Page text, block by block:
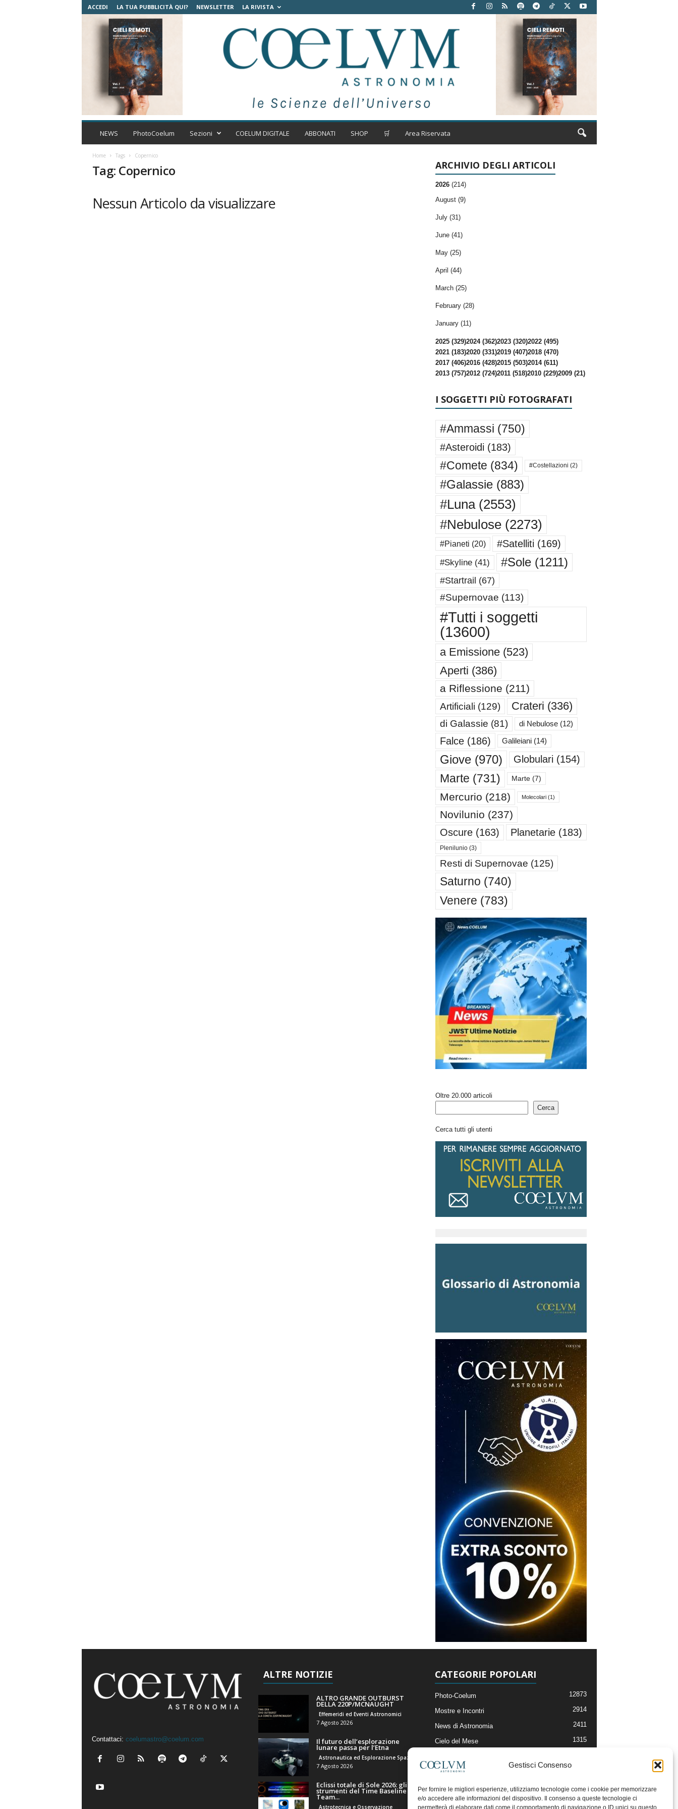
Gestisci Consenso
Per fornire le migliori esperienze, utilizziamo tecnologie come i cookie per memorizzare
e/o accedere alle informazioni del dispositivo. Il consenso a queste tecnologie ci
permetterà di elaborare dati come il comportamento di navigazione o ID unici su questo
ACCEDI LA TUA PUBBLICITÀ QUI? NEWSLETTER LA RIVISTA
C
t
NEWS PhotoCoelum Sezioni COELUM DIGITALE ABBONATI SHOP 🛒 Area Riservata
Home Tags Copernico
Tag: Copernico
Nessun Articolo da visualizzare
ARCHIVIO DEGLI ARTICOLI
2026 (214)
August (9)
July (31)
June (41)
May (25)
April (44)
March (25)
February (28)
January (11)
2025 (329)2024 (362)2023 (320)2022 (495)
2021 (183)2020 (331)2019 (407)2018 (470)
2017 (406)2016 (428)2015 (503)2014 (611)
2013 (757)2012 (724)2011 (518)2010 (229)2009 (21)
I SOGGETTI PIÙ FOTOGRAFATI
#Ammassi (750)
#Asteroidi (183)
#Comete (834) #Costellazioni (2)
#Galassie(883)
#Luna(2553)
#Nebulose(2273)
#Pianeti (20) #Satelliti (169)
#Skyline(41) #Sole(1211)
#Startrail (67)
#Supernovae (113)
#Tutti i soggetti
(13600)
a Emissione(523)
Aperti (386)
a Riflessione (211)
Artificiali (129) Crateri (336)
di Galassie (81) di Nebulose(12)
Falce(186) Galileiani(14)
Giove(970) Globulari (154)
Marte (731) Marte(7)
Mercurio (218) Molecolari(1)
Novilunio (237)
Oscure(163) Planetarie(183)
Plenilunio(3)
Resti di Supernovae (125)
Saturno (740)
Venere (783)
Oltre 20.000 articoli
Cerca
Cerca tutti gli utenti
Contattaci: coelumastro@coelum.com
ALTRE NOTIZIE
ALTRO GRANDE OUTBURST
DELLA 220P/MCNAUGHT
Effemeridi ed Eventi Astronomici
7 Agosto 2026
Il futuro dell’esplorazione
lunare passa per l’Etna
7 Agosto 2026
Eclissi totale di Sole 2026: gli
strumenti del Time Baseline
Team...
Astrotecnica e Osservazione
CATEGORIE POPOLARI
Photo-Coelum 12873
Mostre e Incontri 2914
News di Astronomia 2411
Cielo del Mese 1315
Articoli e Risorse On-Line
Il Blog della Redazione